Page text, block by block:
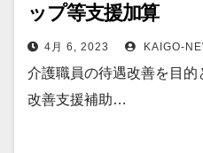
ップ等支援加算
4月 6, 2023 KAIGO-
介護職員の待遇改善を目
改善支援補助…